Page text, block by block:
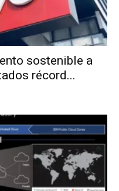
sostenible a
récord...